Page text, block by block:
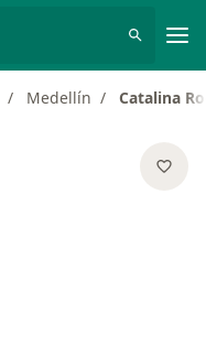
Medellín Catalina